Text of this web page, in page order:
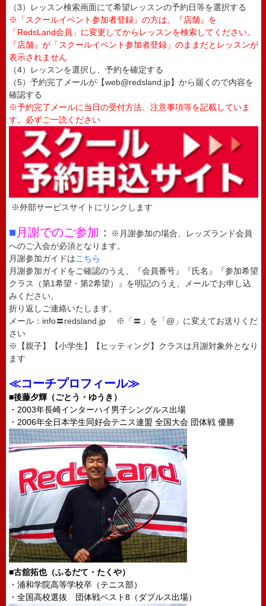
（3）レッスン検索画面にて希望レッスンの予約日等を選択する
※「スクールイベント参加者登録」の方は、『店舗』を
「RedsLand会員」に変更してからレッスンを検索してください。
『店舗』が「スクールイベント参加者登録」のままだとレッスンが
表示されません
（4）レッスンを選択し、予約を確定する
（5）予約完了メールが【web@redsland.jp】から届くので内容を
確認する
※予約完了メールに当日の受付方法、注意事項等を記載していま
す。必ずご一読ください
※外部サービスサイトにリンクします
■ 月謝でのご参加 ：
※月謝参加の場合、レッズランド会員
へのご入会が必須となります。
月謝参加ガイドはこちら
月謝参加ガイドをご確認のうえ、『会員番号』『氏名』『参加希望
クラス（第1希望・第2希望）』を明記のうえ、メールでお申し込
みください。
折り返しご連絡いたします。
メール：info〓redsland.jp ※「〓」を「@」に変えてお送りくだ
さい
※【親子】【小学生】【ヒッティング】クラスは月謝対象外となり
ます
≪コーチプロフィール≫
■後藤夕輝（ごとう・ゆうき）
・2003年長崎インターハイ男子シングルス出場
・2006年全日本学生同好会テニス連盟 全国大会 団体戦 優勝
■古舘拓也（ふるだて・たくや）
・浦和学院高等学校卒（テニス部）
・全国高校選抜 団体戦ベスト8（ダブルス出場）